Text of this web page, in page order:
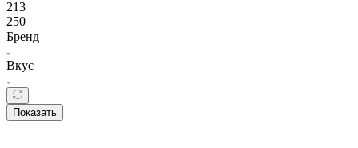
213
250
Бренд
Вкус
Показать